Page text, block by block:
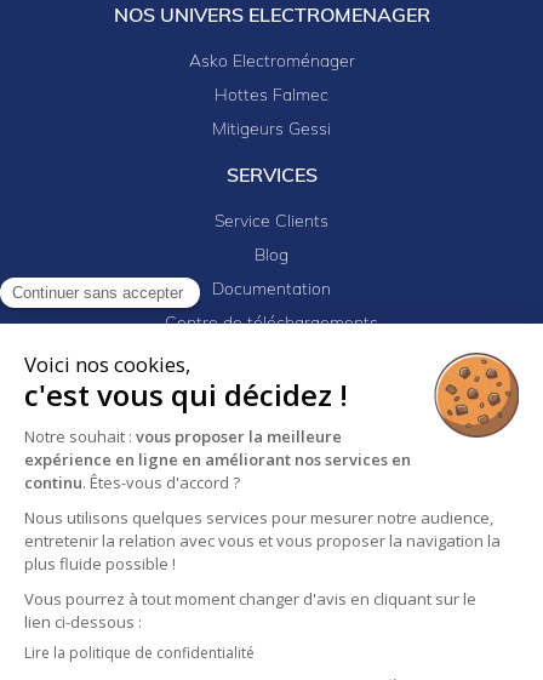
Continuer sans accepter
Voici nos cookies,
c'est vous qui décidez !
Notre souhait : vous proposer la meilleure
expérience en ligne en améliorant nos services en
continu. Êtes-vous d'accord ?
Nous utilisons quelques services pour mesurer notre audience,
entretenir la relation avec vous et vous proposer la navigation la
plus fluide possible !
Vous pourrez à tout moment changer d'avis en cliquant sur le
lien ci-dessous :
Lire la politique de confidentialité
NOS UNIVERS ELECTROMENAGER
Asko Electroménager
Hottes Falmec
Mitigeurs Gessi
SERVICES
Service Clients
Blog
Documentation
Centre de téléchargements
Newsletter
Logiciel EJ32
Mentions légales
Politique de confidentialité
Conditions générales de vente